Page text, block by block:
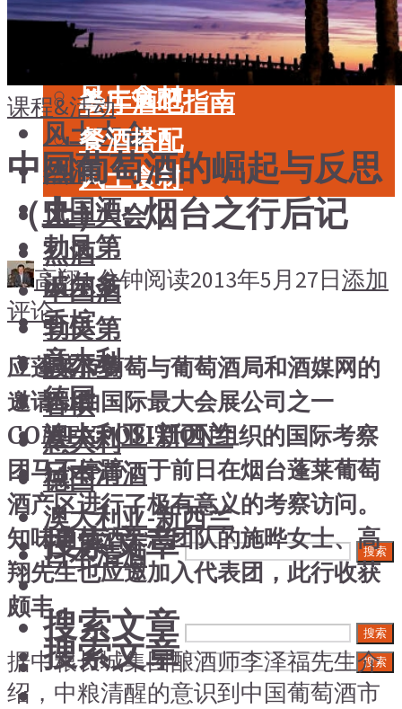
餐厅酒吧指南
餐酒搭配
风土食材
风土大会
烈酒
中国酒
勃艮第
波尔多
香槟
意大利
德国
澳大利亚-新西兰
日本清酒
搜索文章 搜索
搜索文章 搜索
品鉴专栏
美食
餐厅酒吧指南
餐酒搭配
风土食材
风土大会
烈酒
中国酒
勃艮第
波尔多
香槟
意大利
德国
澳大利亚-新西兰
日本清酒
搜索文章 搜索
课程&活动
中国葡萄酒的崛起与反思
（上）：烟台之行后记
高翔1 分钟阅读2013年5月27日添加
评论
应蓬莱市葡萄与葡萄酒局和酒媒网的
邀请，由国际最大会展公司之一
COMEXPOSITION组织的国际考察
团马不停蹄，于前日在烟台蓬莱葡萄
酒产区进行了极有意义的考察访问。
知味葡萄酒杂志团队的施晔女士、高
翔先生也应邀加入代表团，此行收获
颇丰。
据中粮长城集团酿酒师李泽福先生介
绍，中粮清醒的意识到中国葡萄酒市